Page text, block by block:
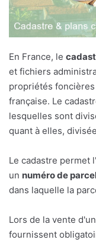
En France, le
et fichiers
propriétés
française. Le
lesquelles sont
quant à elles,
Le cadastre permet
un numéro de
dans laquelle la
Lors de la vente
fournissent